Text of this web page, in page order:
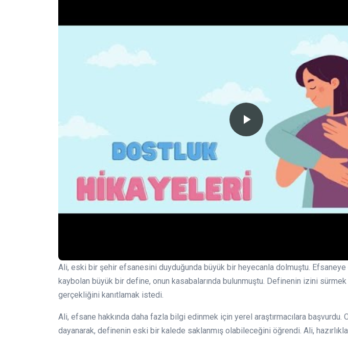
Ali, eski bir şehir efsanesini duyduğunda büyük bir heyecanla dolmuştu. Efsaneye
kaybolan büyük bir define, onun kasabalarında bulunmuştu. Definenin izini
gerçekliğini kanıtlamak istedi.
Ali, efsane hakkında daha fazla bilgi edinmek için yerel araştırmacılara başvurdu.
dayanarak, definenin eski bir kalede saklanmış olabileceğini öğrendi. Ali,